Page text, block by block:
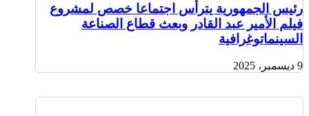
رئيس الجمهورية يترأس اجتماعا خصص لمشروع
فيلم الأمير عبد القادر وبعث قطاع الصناعة
السينماتوغرافية
9 ديسمبر، 2025